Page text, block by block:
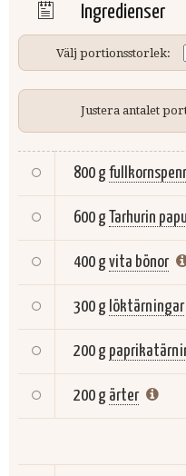
Ingredienser
Välj portionsstorlek:
Justera antalet
800 g
600 gTarhurin
400 gvita bönor
300 g löktärningar
200 g
200 g ärter